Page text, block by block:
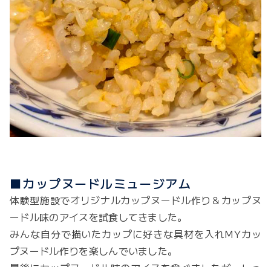
■カップヌードルミュージアム
体験型施設でオリジナルカップヌードル作り＆カップヌ
ードル味のアイスを試食してきました。
みんな自分で描いたカップに好きな具材を入れMYカッ
プヌードル作りを楽しんでいました。